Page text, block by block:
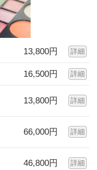
13,800円 詳細
16,500円 詳細
13,800円 詳細
66,000円 詳細
46,800円 詳細